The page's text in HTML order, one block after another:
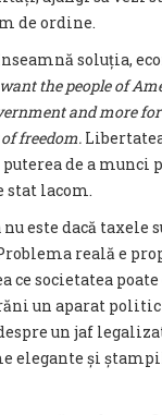
de ordine.
soluția,
the people of
and more
freedom.
de a munci
stat lacom.
este dacă taxele
reală e
ce societatea poate
un aparat
un jaf
elegante și